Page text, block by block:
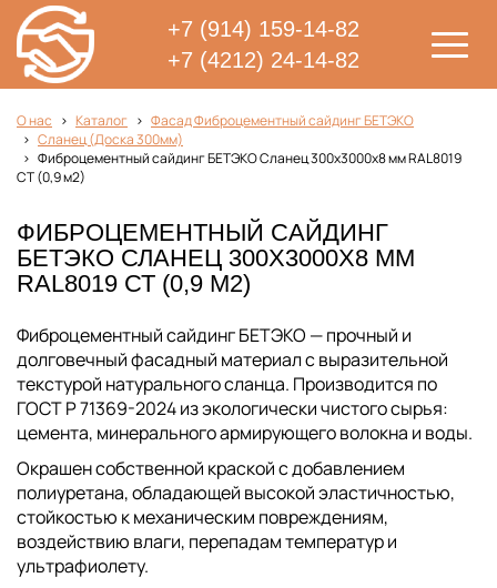
+7 (914) 159-14-82
+7 (4212) 24-14-82
О нас Каталог
Фасад Фиброцементный сайдинг БЕТЭКО
Сланец (Доска 300мм)
Фиброцементный сайдинг БЕТЭКО Сланец 300х3000х8 мм RAL8019
СТ (0,9 м2)
ФИБРОЦЕМЕНТНЫЙ САЙДИНГ
БЕТЭКО СЛАНЕЦ 300Х3000Х8 ММ
RAL8019 СТ (0,9 М2)
Фиброцементный сайдинг БЕТЭКО — прочный и
долговечный фасадный материал с выразительной
текстурой натурального сланца. Производится по
ГОСТ Р 71369-2024 из экологически чистого сырья:
цемента, минерального армирующего волокна и воды.
Окрашен собственной краской с добавлением
полиуретана, обладающей высокой эластичностью,
стойкостью к механическим повреждениям,
воздействию влаги, перепадам температур и
ультрафиолету.